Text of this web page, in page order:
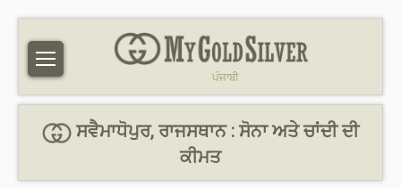
ਪੰਜਾਬੀ
ਸਵੈਮਾਧੋਪੁਰ, ਰਾਜਸਥਾਨ : ਸੋਨਾ ਅਤੇ ਚਾਂਦੀ ਦੀ
ਕੀਮਤ